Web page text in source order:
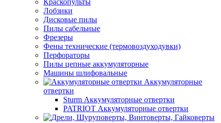
Краскопульты
Лобзики
Дисковые пилы
Пилы сабельные
Фрезеры
Фены технические (термовоздуходувки)
Перфораторы
Пилы цепные аккумуляторные
Машины шлифовальные
Аккумуляторные
отвертки
Sturm Аккумуляторные отвертки
PATRIOT Аккумуляторные отвертки